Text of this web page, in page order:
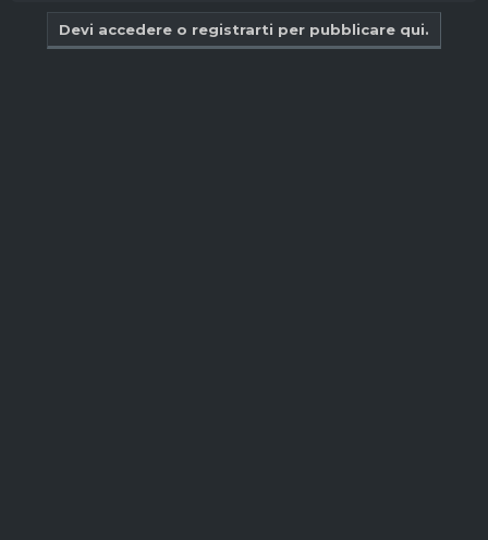
Devi accedere o registrarti per pubblicare qui.